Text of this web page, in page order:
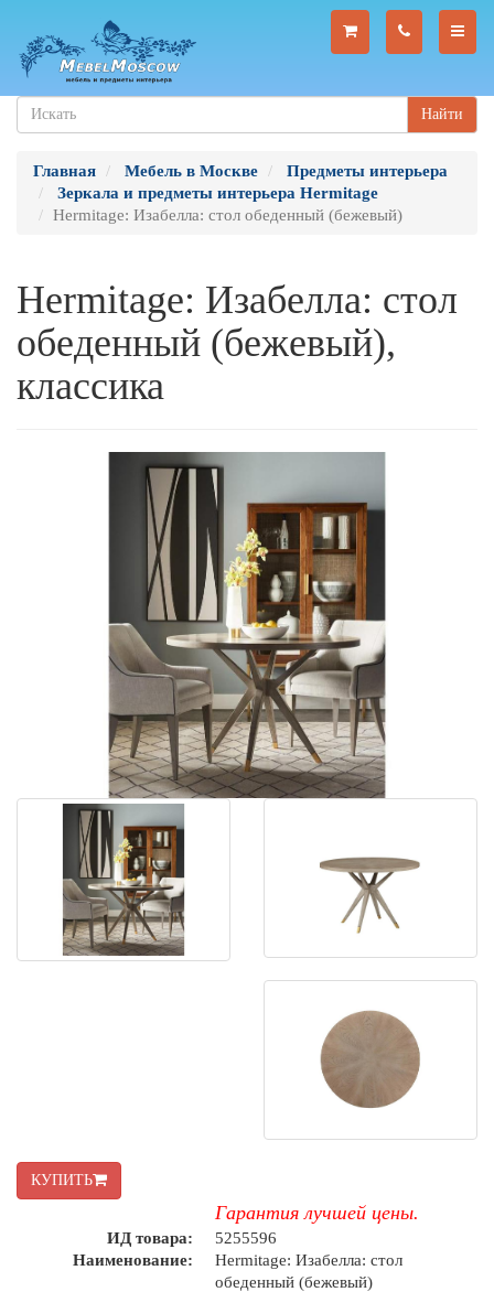
Найти
Главная Мебель в Москве
Предметы интерьера
Зеркала и предметы интерьера Hermitage
Hermitage: Изабелла: стол обеденный (бежевый)
Hermitage: Изабелла: стол
обеденный (бежевый),
классика
КУПИТЬ
Гарантия лучшей цены.
ИД товара:
5255596
Наименование:
Hermitage: Изабелла: стол
обеденный (бежевый)